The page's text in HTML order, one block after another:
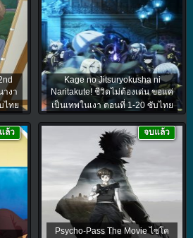
างา
ไทย
Kage no Jitsuryokusha ni
Naritakute! ชีวิตไม่ต้องเด่น ขอแค่
เป็นเทพในเงา ตอนที่ 1-20 ซับไทย
ล้ว
Psycho-Pass The Movie ไซโค
จบแล้ว